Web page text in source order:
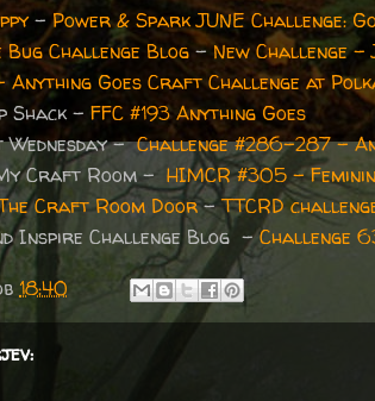
-Power & Spark JUNE Challenge:
Bug Challenge Blog -New Challenge -
Anything Goes Craft Challenge at
Shack - FFC #193 Anything Goes
Wednesday -Challenge #286-287 -
Craft Room - HIMCR #305 -
Craft Room Door-TTCRD
Inspire Challenge Blog -Challenge
18:40